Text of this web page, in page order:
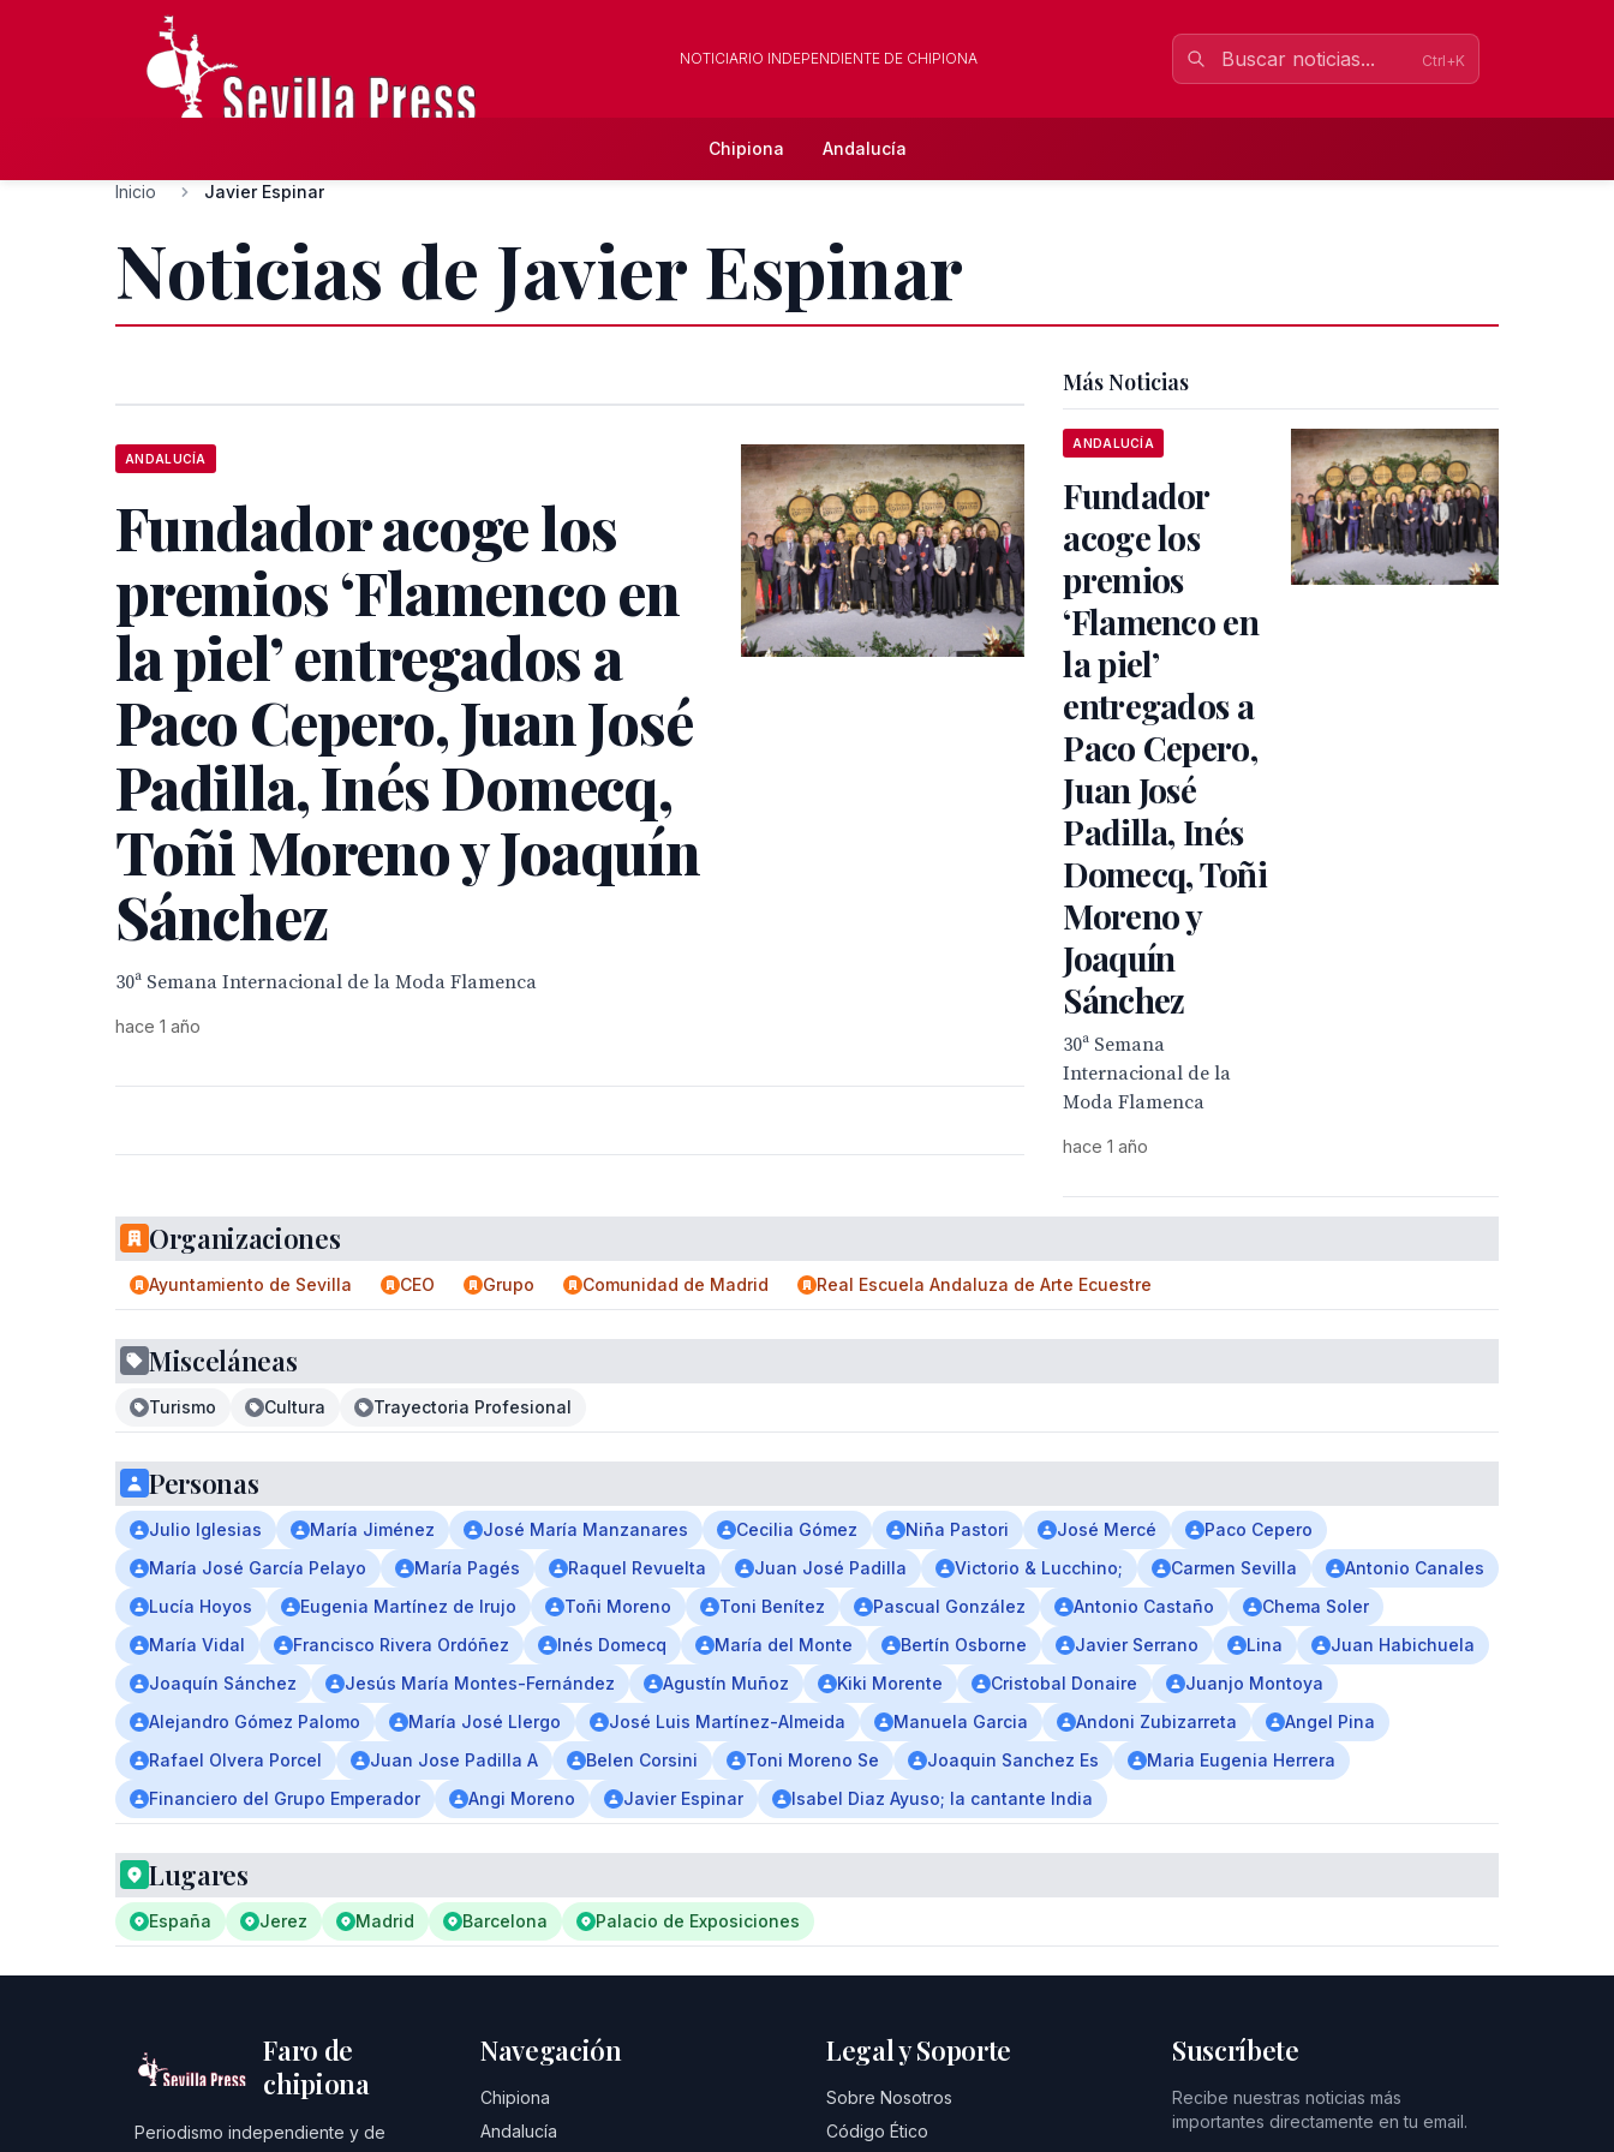
NOTICIARIO INDEPENDIENTE DE CHIPIONA Ctrl+K
Chipiona Andalucía
Inicio Javier Espinar
Noticias de Javier Espinar
ANDALUCÍA
Fundador acoge los
premios ‘Flamenco en
la piel’ entregados a
Paco Cepero, Juan José
Padilla, Inés Domecq,
Toñi Moreno y Joaquín
Sánchez
30ª Semana Internacional de la Moda Flamenca
hace 1 año
Más Noticias
ANDALUCÍA
Fundador
acoge los
premios
‘Flamenco en
la piel’
entregados a
Paco Cepero,
Juan José
Padilla, Inés
Domecq, Toñi
Moreno y
Joaquín
Sánchez
30ª Semana
Internacional de la
Moda Flamenca
hace 1 año
Organizaciones
Ayuntamiento de Sevilla CEO Grupo Comunidad de Madrid Real Escuela Andaluza de Arte Ecuestre
Misceláneas
Turismo Cultura Trayectoria Profesional
Personas
Julio Iglesias María Jiménez José María Manzanares Cecilia Gómez Niña Pastori José Mercé
Paco Cepero
María José García Pelayo
María Pagés Raquel Revuelta Juan José Padilla Victorio & Lucchino; Carmen Sevilla
Antonio Canales
Lucía Hoyos
Eugenia Martínez de Irujo Toñi Moreno Toni Benítez Pascual González Antonio Castaño
Chema Soler
María Vidal
Francisco Rivera Ordóñez Inés Domecq María del Monte Bertín Osborne Javier Serrano Lina
Juan Habichuela
Joaquín Sánchez
Jesús María Montes-Fernández Agustín Muñoz Kiki Morente Cristobal Donaire
Juanjo Montoya
Alejandro Gómez Palomo
María José Llergo José Luis Martínez-Almeida Manuela Garcia Andoni Zubizarreta
Angel Pina
Rafael Olvera Porcel
Juan Jose Padilla A Belen Corsini Toni Moreno Se Joaquin Sanchez Es
Maria Eugenia Herrera
Financiero del Grupo Emperador
Angi Moreno Javier Espinar Isabel Diaz Ayuso; la cantante India
Lugares
España Jerez Madrid Barcelona Palacio de Exposiciones
Faro de
chipiona
Periodismo independiente y de
Navegación
Chipiona
Andalucía
Legal y Soporte
Sobre Nosotros
Código Ético
Suscríbete
Recibe nuestras noticias más
importantes directamente en tu email.